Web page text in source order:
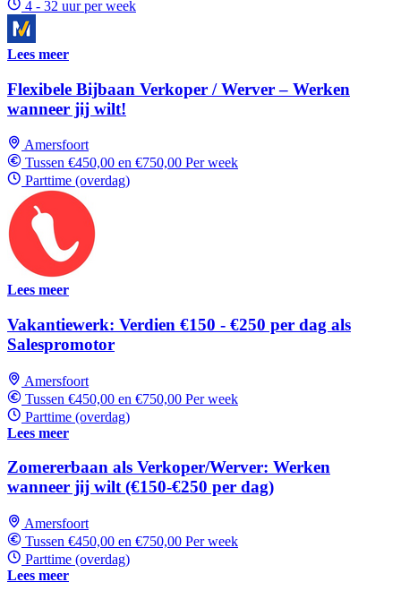
4 - 32 uur per week
Lees meer
Flexibele Bijbaan Verkoper / Werver – Werken
wanneer jij wilt!
Amersfoort
Tussen €450,00 en €750,00 Per week
Parttime (overdag)
Lees meer
Vakantiewerk: Verdien €150 - €250 per dag als
Salespromotor
Amersfoort
Tussen €450,00 en €750,00 Per week
Parttime (overdag)
Lees meer
Zomererbaan als Verkoper/Werver: Werken
wanneer jij wilt (€150-€250 per dag)
Amersfoort
Tussen €450,00 en €750,00 Per week
Parttime (overdag)
Lees meer